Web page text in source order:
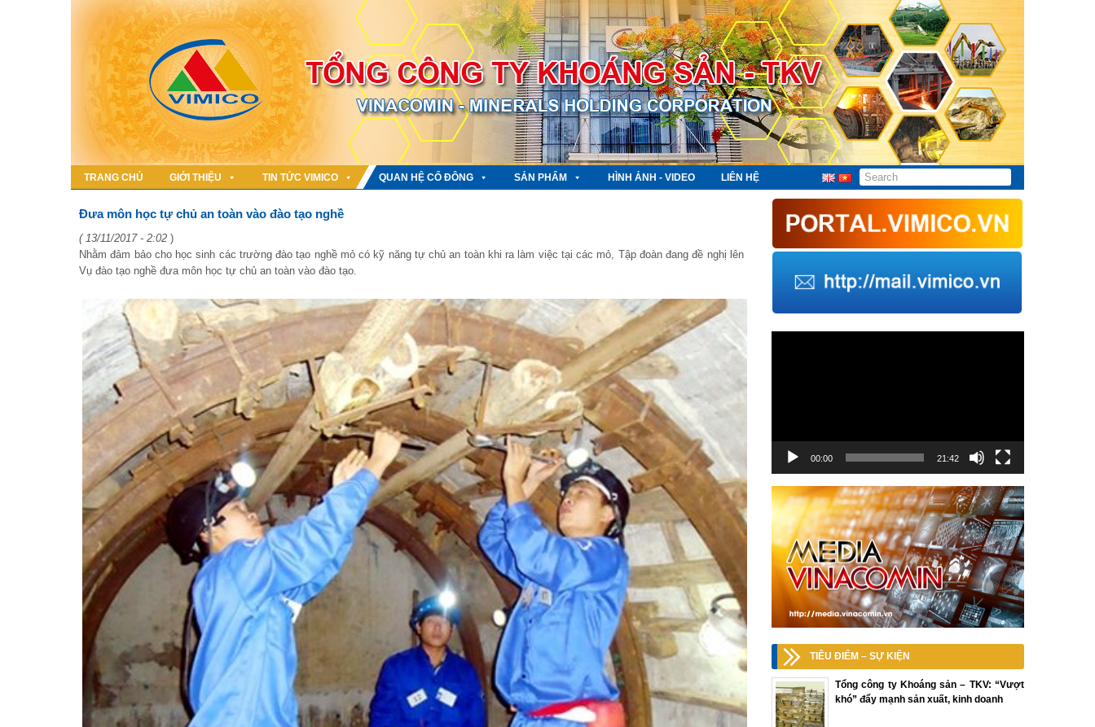
TRANG CHỦ GIỚI THIỆU TIN TỨC VIMICO QUAN HỆ CỔ ĐÔNG SẢN PHẨM HÌNH ẢNH - VIDEO LIÊN HỆ
Đưa môn học tự chủ an toàn vào đào tạo nghề
( 13/11/2017 - 2:02 )
Nhằm đảm bảo cho học sinh các trường đào tạo nghề mỏ có kỹ năng tự chủ an toàn khi ra làm việc tại các mỏ, Tập đoàn đang đề nghị lên
Vụ đào tạo nghề đưa môn học tự chủ an toàn vào đào tạo.
00:00 21:42
TIÊU ĐIỂM – SỰ KIỆN
Tổng công ty Khoáng sản – TKV: “Vượt
khó” đẩy mạnh sản xuất, kinh doanh